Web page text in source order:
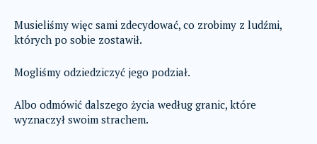
Musieliśmy więc sami zdecydować, co zrobimy z ludźmi,
których po sobie zostawił.
Mogliśmy odziedziczyć jego podział.
Albo odmówić dalszego życia według granic, które
wyznaczył swoim strachem.